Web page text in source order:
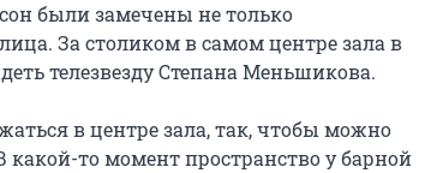
были замечены не только
За столиком в самом центре зала в
телезвезду Степана Меньшикова.
в центре зала, так, чтобы можно
то момент пространство у барной